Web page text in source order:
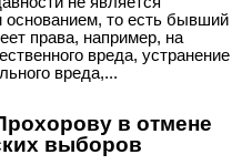
то есть бывший
права, например, на
вреда, устранение
вреда,...
в отмене
выборов